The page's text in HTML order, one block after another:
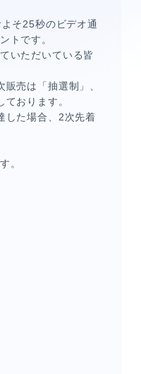
そ25秒のビデオ通
トです。
いただいている皆
売は「抽選制」、
おります。
した場合、2次先着
。